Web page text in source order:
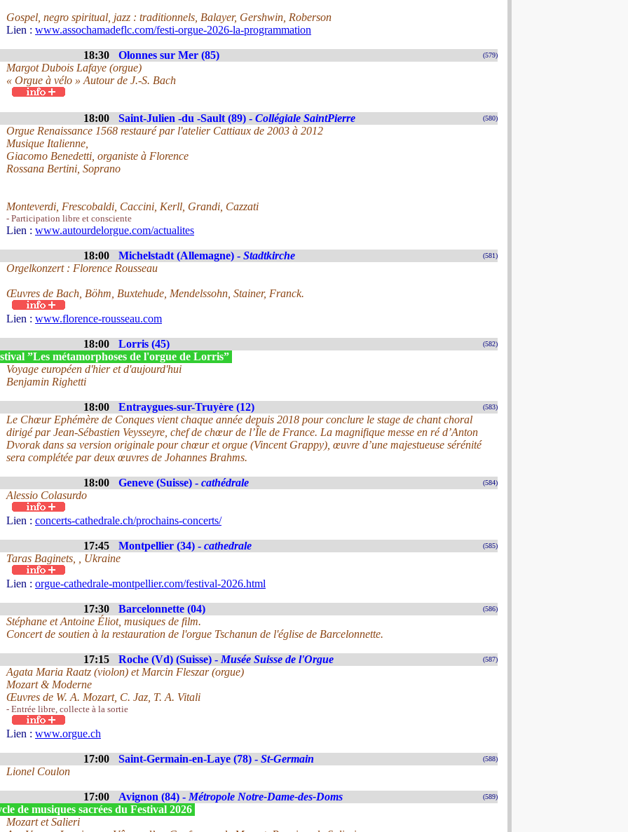
Gospel, negro spiritual, jazz : traditionnels, Balayer, Gershwin, Roberson
Lien : www.assochamadeflc.com/festi-orgue-2026-la-programmation
18:30 Olonnes sur Mer (85) (579)
Margot Dubois Lafaye (orgue)
« Orgue à vélo » Autour de J.-S. Bach
18:00 Saint-Julien -du -Sault (89) - Collégiale SaintPierre (580)
Orgue Renaissance 1568 restauré par l'atelier Cattiaux de 2003 à 2012
Musique Italienne,
Giacomo Benedetti, organiste à Florence
Rossana Bertini, Soprano
Monteverdi, Frescobaldi, Caccini, Kerll, Grandi, Cazzati
- Participation libre et consciente
Lien : www.autourdelorgue.com/actualites
18:00 Michelstadt (Allemagne) - Stadtkirche (581)
Orgelkonzert : Florence Rousseau
Œuvres de Bach, Böhm, Buxtehude, Mendelssohn, Stainer, Franck.
Lien : www.florence-rousseau.com
18:00 Lorris (45) (582)
”Les métamorphoses de l'orgue de Lorris”
Voyage européen d'hier et d'aujourd'hui
Benjamin Righetti
18:00 Entraygues-sur-Truyère (12) (583)
Le Chœur Ephémère de Conques vient chaque année depuis 2018 pour conclure le stage de chant choral
dirigé par Jean-Sébastien Veysseyre, chef de chœur de l’Île de France. La magnifique messe en ré d’Anton
Dvorak dans sa version originale pour chœur et orgue (Vincent Grappy), œuvre d’une majestueuse sérénité
sera complétée par deux œuvres de Johannes Brahms.
18:00 Geneve (Suisse) - cathédrale (584)
Alessio Colasurdo
Lien : concerts-cathedrale.ch/prochains-concerts/
17:45 Montpellier (34) - cathedrale (585)
Taras Baginets, , Ukraine
Lien : orgue-cathedrale-montpellier.com/festival-2026.html
17:30 Barcelonnette (04) (586)
Stéphane et Antoine Éliot, musiques de film.
Concert de soutien à la restauration de l'orgue Tschanun de l'église de Barcelonnette.
17:15 Roche (Vd) (Suisse) - Musée Suisse de l'Orgue (587)
Agata Maria Raatz (violon) et Marcin Fleszar (orgue)
Mozart & Moderne
Œuvres de W. A. Mozart, C. Jaz, T. A. Vitali
- Entrée libre, collecte à la sortie
Lien : www.orgue.ch
17:00 Saint-Germain-en-Laye (78) - St-Germain (588)
Lionel Coulon
17:00 Avignon (84) - Métropole Notre-Dame-des-Doms (589)
de musiques sacrées du Festival 2026
Mozart et Salieri